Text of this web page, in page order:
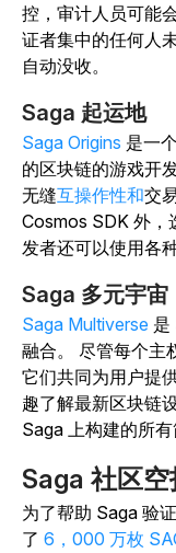
控，审计人员可能
证者集中的任何人
自动没收。
Saga 起运地
Saga Origins 是一
的区块链的游戏开
无缝互操作性和交
Cosmos SDK 外，
发者还可以使用各
Saga 多元宇宙
Saga Multiverse 是
融合。
尽管每个主
它们共同为用户提
趣了解最新区块链
Saga 上构建的所有
Saga 社区空
为了帮助 Saga 验
了 6，000 万枚